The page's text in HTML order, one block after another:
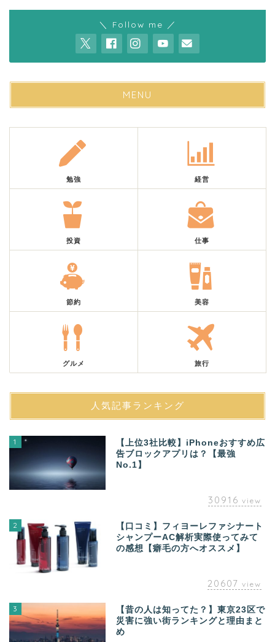
＼ Follow me ／
MENU
勉強 経営
投資 仕事
節約 美容
グルメ 旅行
人気記事ランキング
1
【上位3社比較】iPhoneおすすめ広
告ブロックアプリは？【最強
No.1】
30916 view
2
【口コミ】フィヨーレファシナート
シャンプーAC解析実際使ってみて
の感想【癖毛の方へオススメ】
20607 view
3
【昔の人は知ってた？】東京23区で
災害に強い街ランキングと理由まと
め